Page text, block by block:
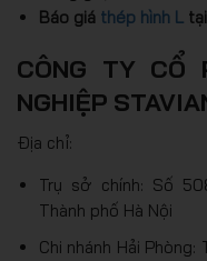
Báo giá thép hình L
CÔNG TY CỔ
NGHIỆP
Địa chỉ:
Trụ sở chính: Số
Thành phố Hà Nội
Chi nhánh Hải